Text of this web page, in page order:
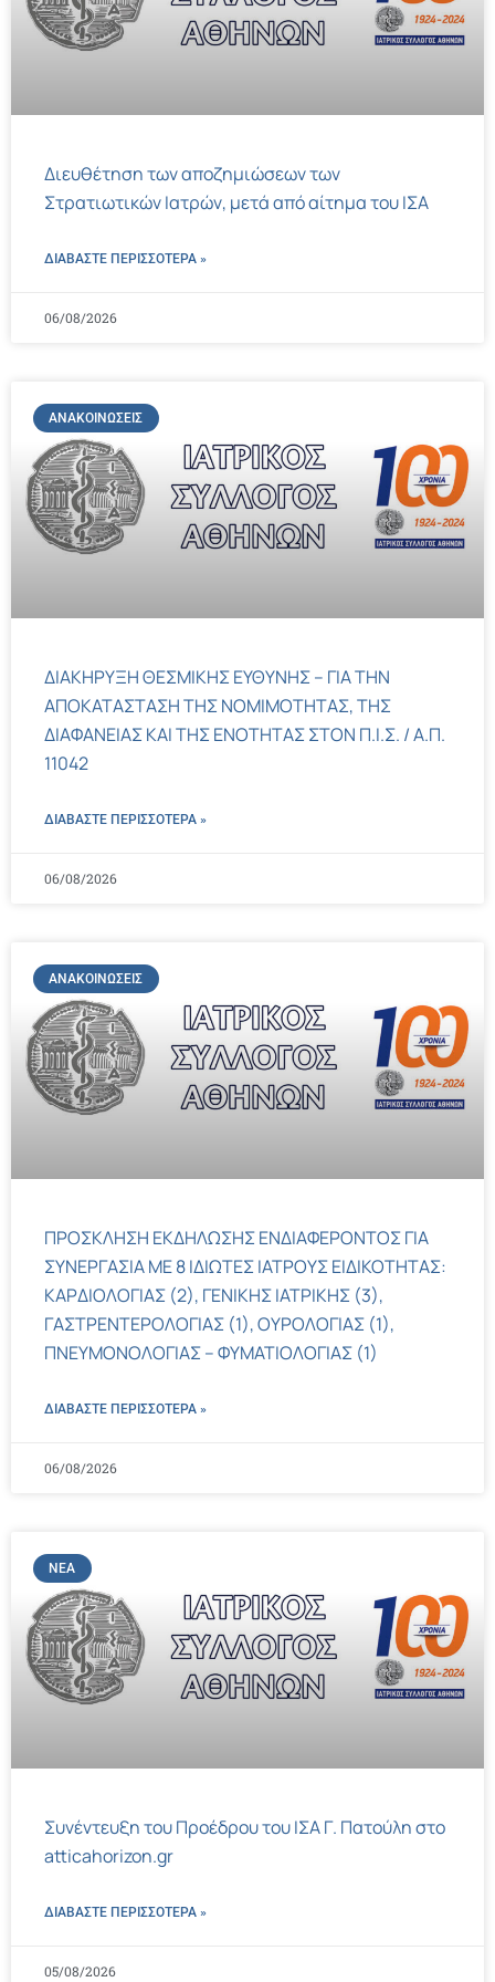
Διευθέτηση των αποζημιώσεων των
Στρατιωτικών Ιατρών, μετά από αίτημα του ΙΣΑ
ΔΙΑΒΑΣΤΕ ΠΕΡΙΣΣΌΤΕΡΑ »
06/08/2026
ΑΝΑΚΟΙΝΏΣΕΙΣ
ΔΙΑΚΗΡΥΞΗ ΘΕΣΜΙΚΗΣ ΕΥΘΥΝΗΣ – ΓΙΑ ΤΗΝ
ΑΠΟΚΑΤΑΣΤΑΣΗ ΤΗΣ ΝΟΜΙΜΟΤΗΤΑΣ, ΤΗΣ
ΔΙΑΦΑΝΕΙΑΣ ΚΑΙ ΤΗΣ ΕΝΟΤΗΤΑΣ ΣΤΟΝ Π.Ι.Σ. / Α.Π.
11042
ΔΙΑΒΑΣΤΕ ΠΕΡΙΣΣΌΤΕΡΑ »
06/08/2026
ΑΝΑΚΟΙΝΏΣΕΙΣ
ΠΡΟΣΚΛΗΣΗ ΕΚΔΗΛΩΣΗΣ ΕΝΔΙΑΦΕΡΟΝΤΟΣ ΓΙΑ
ΣΥΝΕΡΓΑΣΙΑ ΜΕ 8 ΙΔΙΩΤΕΣ ΙΑΤΡΟΥΣ ΕΙΔΙΚΟΤΗΤΑΣ:
ΚΑΡΔΙΟΛΟΓΙΑΣ (2), ΓΕΝΙΚΗΣ ΙΑΤΡΙΚΗΣ (3),
ΓΑΣΤΡΕΝΤΕΡΟΛΟΓΙΑΣ (1), ΟΥΡΟΛΟΓΙΑΣ (1),
ΠΝΕΥΜΟΝΟΛΟΓΙΑΣ – ΦΥΜΑΤΙΟΛΟΓΙΑΣ (1)
ΔΙΑΒΑΣΤΕ ΠΕΡΙΣΣΌΤΕΡΑ »
06/08/2026
ΝΈΑ
Συνέντευξη του Προέδρου του ΙΣΑ Γ. Πατούλη στο
atticahorizon.gr
ΔΙΑΒΑΣΤΕ ΠΕΡΙΣΣΌΤΕΡΑ »
05/08/2026